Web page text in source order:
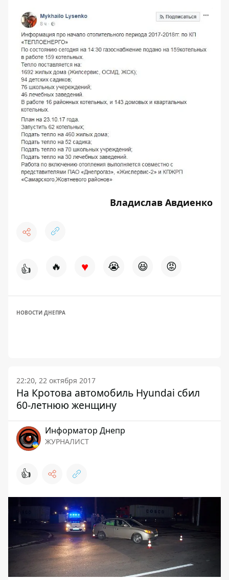
Владислав Авдиенко
👍 🔥 ♥ 😭 😆 😡
НОВОСТИ ДНЕПРА
22:20, 22 октября 2017
На Кротова автомобиль Hyundai сбил
60-летнюю женщину
Информатор Днепр
ЖУРНАЛИСТ
👍